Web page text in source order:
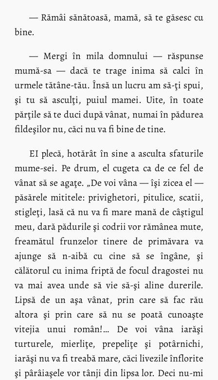
— Rămâi sănătoasă, mamă, să te găsesc cu
bine.
— Mergi în mila domnului — răspunse
mumă-sa — dacă te trage inima să calci în
urmele tătâne-tău. Însă un lucru am să-ţi spui,
şi tu să asculţi, puiul mamei. Uite, în toate
părţile să te duci după vânat, numai în pădurea
fildeşilor nu, căci nu va fi bine de tine.
EI plecă, hotărât în sine a asculta sfaturile
mume-sei. Pe drum, el cugeta ca de ce fel de
vânat să se agaţe. „De voi vâna — îşi zicea el —
păsărele mititele: privighetori, pitulice, scatii,
stigleţi, lasă că nu va fi mare mană de câştigul
meu, dară pădurile şi codrii vor rămânea mute,
freamătul frunzelor tinere de primăvara va
ajunge să n-aibă cu cine să se îngâne, şi
călătorul cu inima friptă de focul dragostei nu
va mai avea unde să vie să-şi aline durerile.
Lipsă de un aşa vânat, prin care să fac rău
altora şi prin care să nu se poată cunoaşte
vitejia unui român!… De voi vâna iarăşi
turturele, mierliţe, prepeliţe şi potârnichi,
iarăşi nu va fi treabă mare, căci livezile înflorite
şi pârâiaşele vor tânji din lipsa lor. Deci nu-mi